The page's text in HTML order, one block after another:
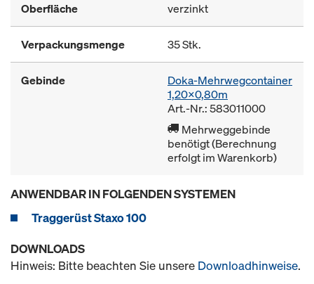
Oberfläche verzinkt
Verpackungsmenge 35 Stk.
Gebinde
Doka-Mehrwegcontainer
1,20x0,80m
Art.-Nr.: 583011000
Mehrweggebinde
benötigt (Berechnung
erfolgt im Warenkorb)
ANWENDBAR IN FOLGENDEN SYSTEMEN
Traggerüst Staxo 100
DOWNLOADS
Hinweis: Bitte beachten Sie unsere Downloadhinweise.